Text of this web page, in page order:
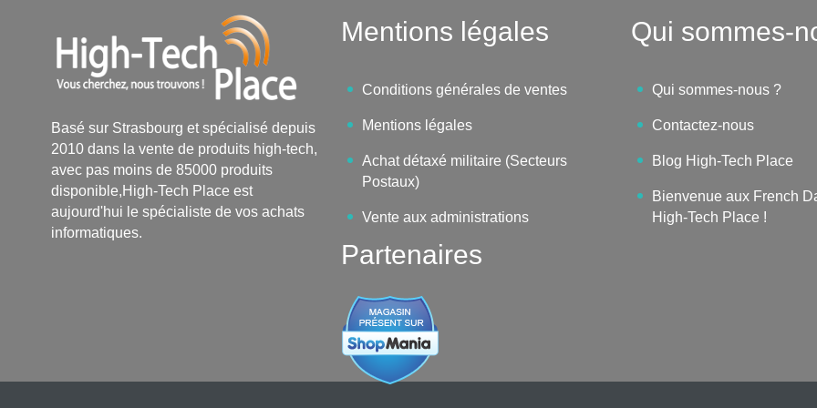
Basé sur Strasbourg et spécialisé depuis
2010 dans la vente de produits high-tech,
avec pas moins de 85000 produits
disponible,High-Tech Place est
aujourd'hui le spécialiste de vos achats
informatiques.
Mentions légales
Conditions générales de ventes
Mentions légales
Achat détaxé militaire (Secteurs
Postaux)
Vente aux administrations
Qui sommes-
Qui sommes-nous ?
Contactez-nous
Blog High-Tech Place
Bienvenue aux French
High-Tech Place !
Partenaires